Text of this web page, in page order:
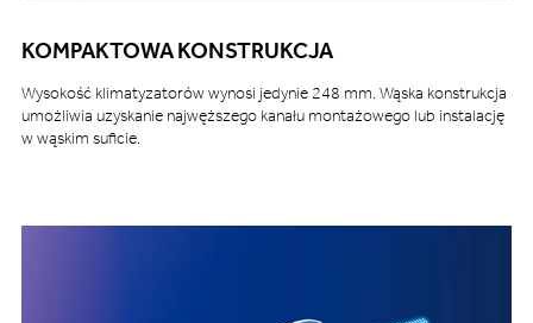
KOMPAKTOWA KONSTRUKCJA
Wysokość klimatyzatorów wynosi jedynie 248 mm. Wąska konstrukcja
umożliwia uzyskanie najwęższego kanału montażowego lub instalację
w wąskim suficie.